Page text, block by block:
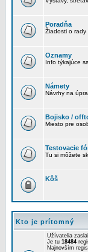
Poradňa
Žiadosti o
Oznamy
Info týkajúce
Námety
Návrhy na
Bojisko /
Miesto pre
Testovacie
Tu si môžete
Kôš
Kto je prítomný
Užívatelia
Je tu 18484
Najnovším